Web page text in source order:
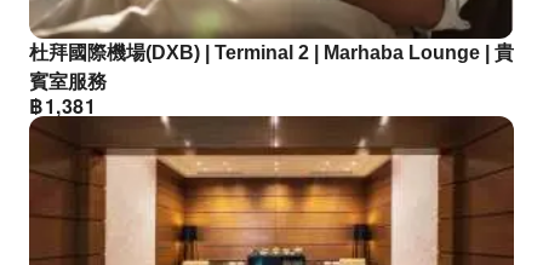
杜拜國際機場(DXB) | Terminal 2 | Marhaba Lounge | 貴
賓室服務
฿1,381